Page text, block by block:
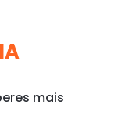
mais